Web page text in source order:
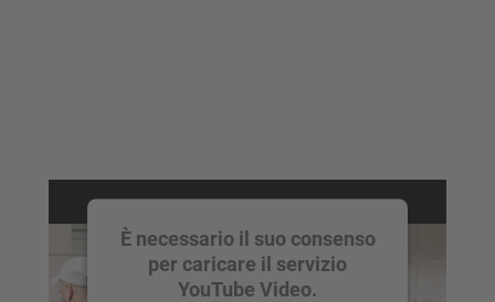
È necessario il suo consenso
per caricare il servizio
YouTube Video.